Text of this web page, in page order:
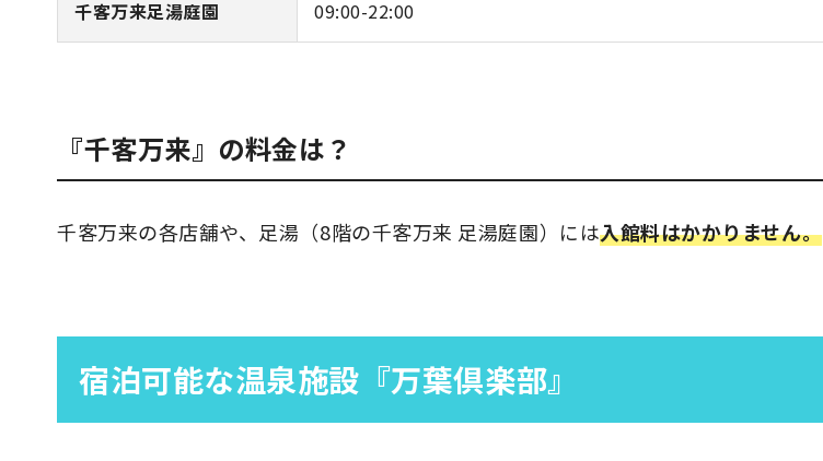
千客万来足湯庭園 09:00-22:00
『千客万来』の料金は？
千客万来の各店舗や、足湯（8階の千客万来 足湯庭園）には入館料はかかりません。
宿泊可能な温泉施設『万葉倶楽部』